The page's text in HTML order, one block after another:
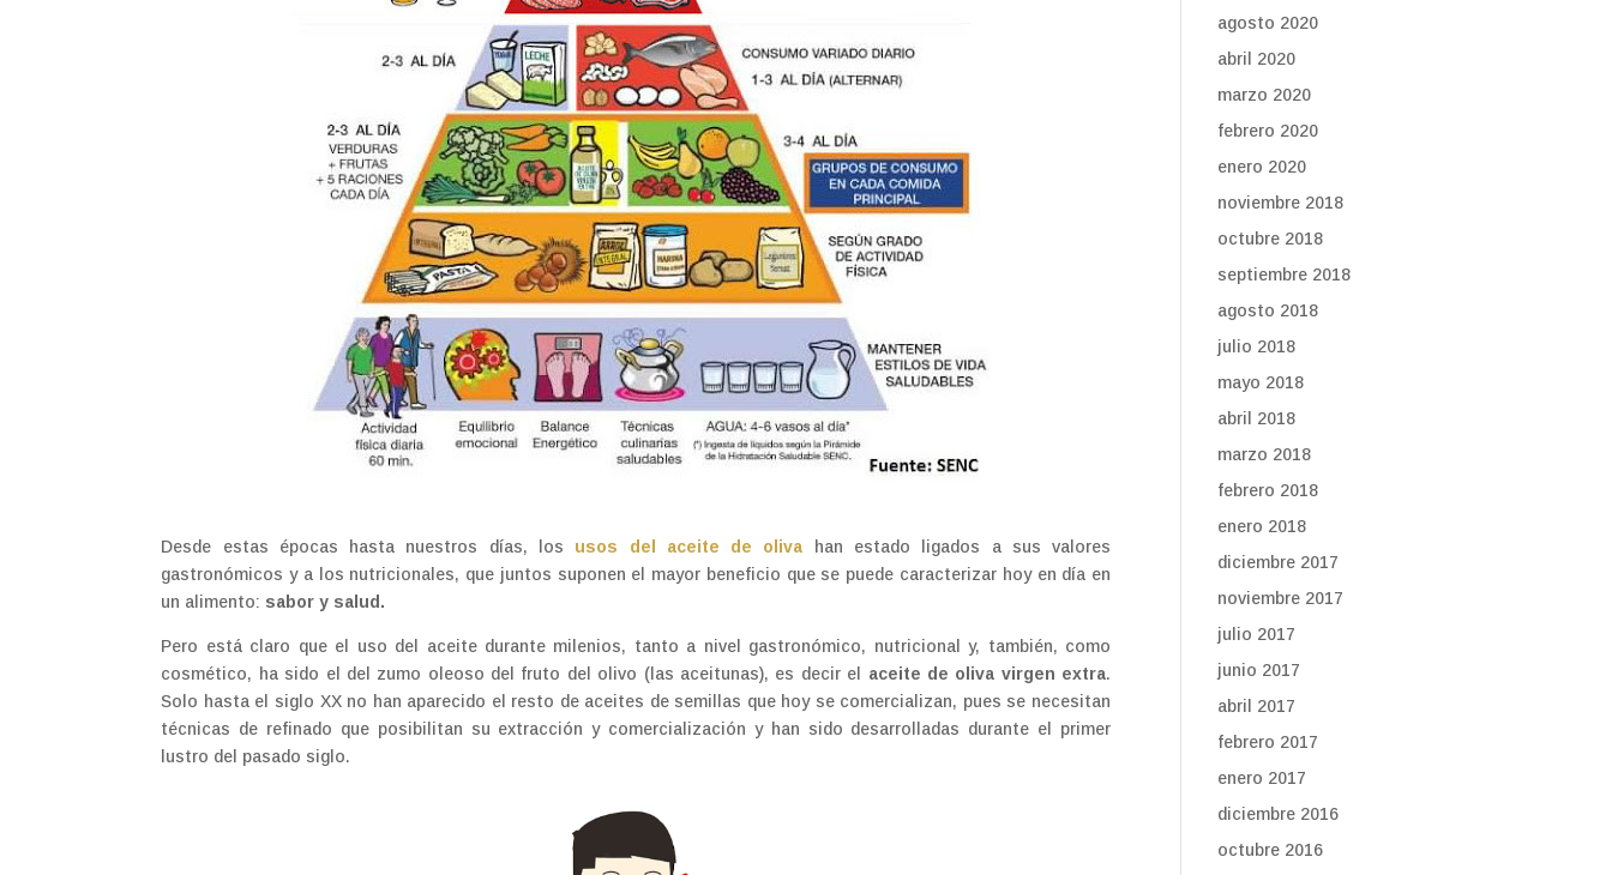
Desde estas épocas hasta nuestros días, los usos del aceite de oliva
han estado ligados a sus valores
gastronómicos y a los nutricionales, que juntos suponen el mayor beneficio que se puede caracterizar hoy en día en
un alimento: sabor y salud.
Pero está claro que el uso del aceite durante milenios, tanto a nivel gastronómico, nutricional y, también, como
cosmético, ha sido el del zumo oleoso del fruto del olivo (las aceitunas), es decir el aceite de oliva virgen extra.
Solo hasta el siglo XX no han aparecido el resto de aceites de semillas que hoy se comercializan, pues se necesitan
técnicas de refinado que posibilitan su extracción y comercialización y han sido desarrolladas durante el primer
lustro del pasado siglo.
agosto 2020
abril 2020
marzo 2020
febrero 2020
enero 2020
noviembre 2018
octubre 2018
septiembre 2018
agosto 2018
julio 2018
mayo 2018
abril 2018
marzo 2018
febrero 2018
enero 2018
diciembre 2017
noviembre 2017
julio 2017
junio 2017
abril 2017
febrero 2017
enero 2017
diciembre 2016
octubre 2016